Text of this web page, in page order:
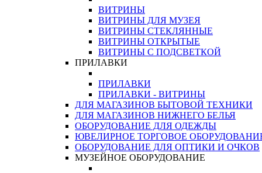
ВИТРИНЫ
ВИТРИНЫ ДЛЯ МУЗЕЯ
ВИТРИНЫ СТЕКЛЯННЫЕ
ВИТРИНЫ ОТКРЫТЫЕ
ВИТРИНЫ С ПОДСВЕТКОЙ
ПРИЛАВКИ
ПРИЛАВКИ
ПРИЛАВКИ - ВИТРИНЫ
ДЛЯ МАГАЗИНОВ БЫТОВОЙ ТЕХНИКИ
ДЛЯ МАГАЗИНОВ НИЖНЕГО БЕЛЬЯ
ОБОРУДОВАНИЕ ДЛЯ ОДЕЖДЫ
ЮВЕЛИРНОЕ ТОРГОВОЕ
ОБОРУДОВАНИЕ ДЛЯ ОПТИКИ И ОЧКОВ
МУЗЕЙНОЕ ОБОРУДОВАНИЕ